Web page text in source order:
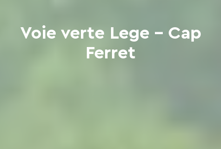
Voie verte Lege - Cap
Ferret